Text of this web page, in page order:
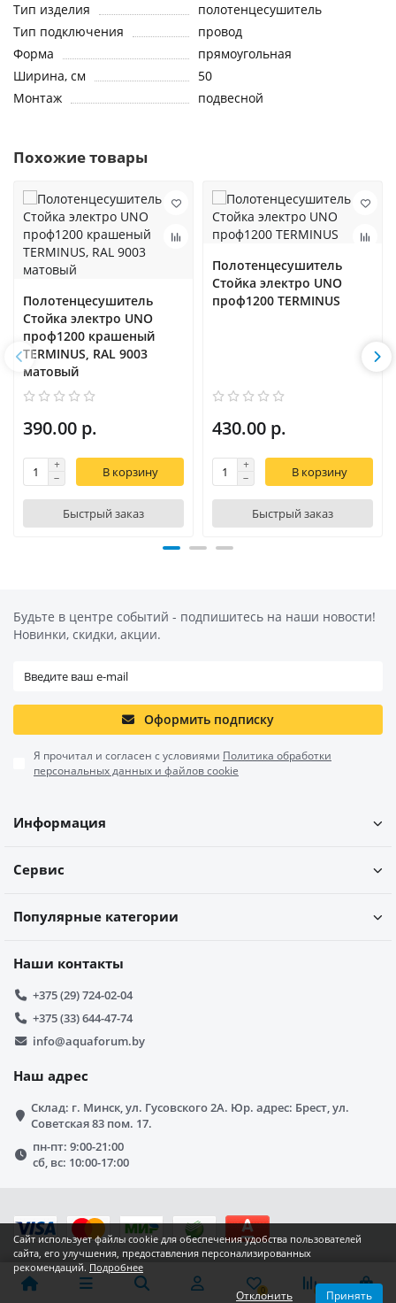
Тип изделия
полотенцесушитель
Тип подключения
провод
Форма
прямоугольная
Ширина, см
50
Монтаж
подвесной
Похожие товары
Полотенцесушитель
Стойка электро UNO
проф1200 крашеный
TERMINUS, RAL 9003
матовый
390.00 р.
В корзину
Быстрый заказ
Полотенцесушитель
Стойка электро UNO
проф1200 TERMINUS
430.00 р.
В корзину
Быстрый заказ
Сайт использует файлы cookie для обеспечения удобства пользователей
сайта, его улучшения, предоставления персонализированных
рекомендаций. Подробнее
Отклонить Принять
Будьте в центре событий - подпишитесь на наши новости!
Новинки, скидки, акции.
Оформить подписку
Я прочитал и согласен с условиями Политика обработки
персональных данных и файлов cookie
Информация
Сервис
Популярные категории
Наши контакты
+375 (29) 724-02-04
+375 (33) 644-47-74
info@aquaforum.by
Наш адрес
Склад: г. Минск, ул. Гусовского 2А. Юр. адрес: Брест, ул.
Советская 83 пом. 17.
пн-пт: 9:00-21:00
сб, вс: 10:00-17:00
0